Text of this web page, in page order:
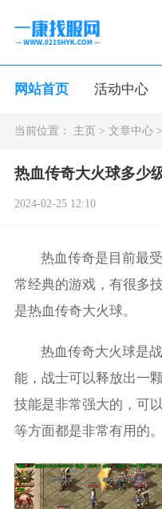
网站首页 活动中心
当前位置： 主页> 文章中心>
热血传奇大火球多少
2024-02-25 12:10
热血传奇是目前最
常经典的游戏，有很多
是热血传奇大火球。
热血传奇大火球是
能，战士可以释放出一
技能是非常强大的，可
等方面都是非常有用的。